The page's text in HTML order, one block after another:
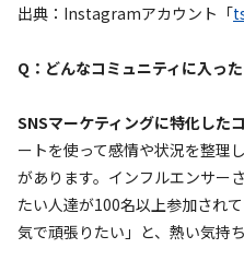
出典：Instagramアカウント「
Q：どんなコミュニティに入っ
SNSマーケティングに特化した
ートを使って感情や状況を整
があります。インフルエンサー
たい人達が100名以上参加され
気で頑張りたい」と、熱い気持